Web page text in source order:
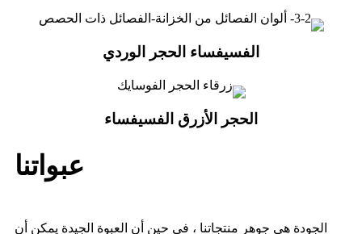
الفسيفساء الحجر الوردي
الحجر الأزرق الفسيفساء
عبواتنا
الجودة هي جوهر منتجاتنا ، في حين أن العبوة الجيدة يمكن أن